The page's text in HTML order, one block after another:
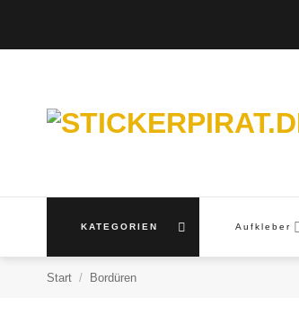
KATEGORIEN Aufkleber
Start / Bordüren